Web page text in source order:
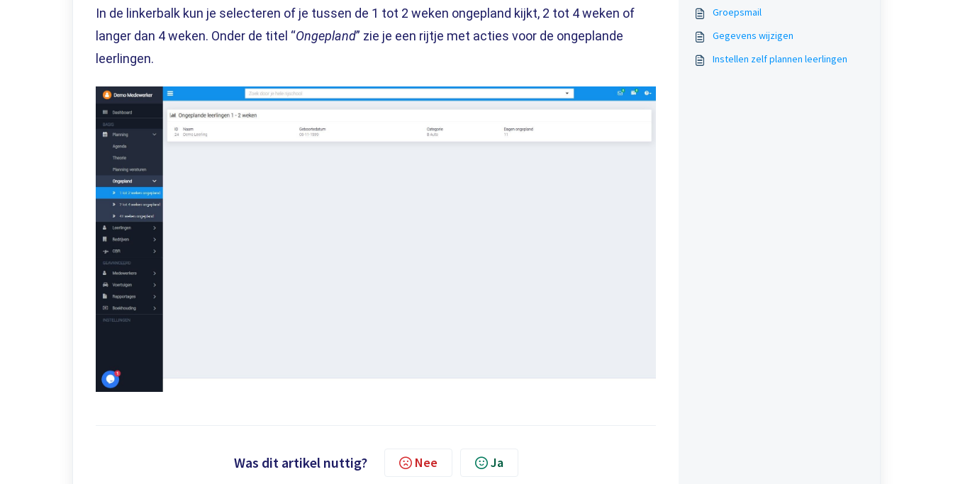
In de linkerbalk kun je selecteren of je tussen de 1 tot 2 weken ongepland kijkt, 2 tot 4 weken of
langer dan 4 weken. Onder de titel “Ongepland” zie je een rijtje met acties voor de ongeplande
leerlingen.
Was dit artikel nuttig? Nee Ja
Groepsmail
Gegevens wijzigen
Instellen zelf plannen leerlingen